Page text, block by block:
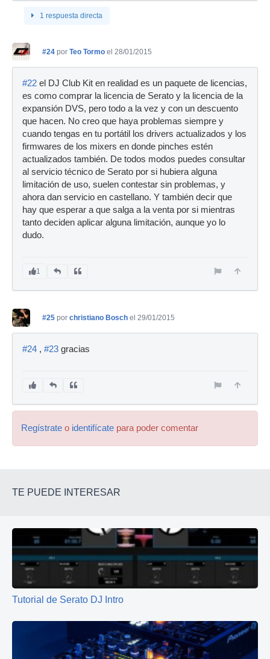
1 respuesta directa
#24 por Teo Tormo el 28/01/2015
#22 el DJ Club Kit en realidad es un paquete de licencias,
es como comprar la licencia de Serato y la licencia de la
expansión DVS, pero todo a la vez y con un descuento
que hacen. No creo que haya problemas siempre y
cuando tengas en tu portátil los drivers actualizados y los
firmwares de los mixers en donde pinches estén
actualizados también. De todos modos puedes consultar
al servicio técnico de Serato por si hubiera alguna
limitación de uso, suelen contestar sin problemas, y
ahora dan servicio en castellano. Y también decir que
hay que esperar a que salga a la venta por si mientras
tanto deciden aplicar alguna limitación, aunque yo lo
dudo.
1
#25 por christiano Bosch el 29/01/2015
#24 , #23 gracias
Regístrate o identifícate para poder comentar
TE PUEDE INTERESAR
Tutorial de Serato DJ Intro